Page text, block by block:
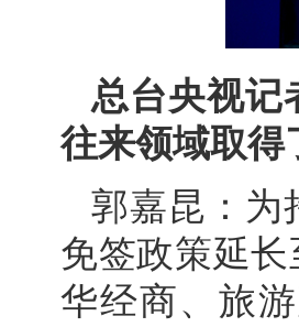
总台央视记
往来领域取得
郭嘉昆：为
免签政策延长
华经商、旅